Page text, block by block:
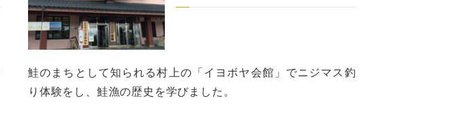
鮭のまちとして知られる村上の「イヨボヤ会館」でニジマス釣
り体験をし、鮭漁の歴史を学びました。